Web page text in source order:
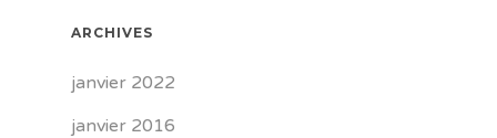
ARCHIVES
janvier 2022
janvier 2016